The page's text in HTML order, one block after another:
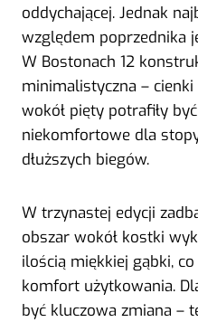
oddychającej. Jednak
względem poprzednika
W Bostonach 12
minimalistyczna –
wokół pięty potrafiły
niekomfortowe dla
dłuższych biegów.
W trzynastej edycji
obszar wokół kostki
ilością miękkiej gąbki,
komfort użytkowania.
być kluczowa zmiana –